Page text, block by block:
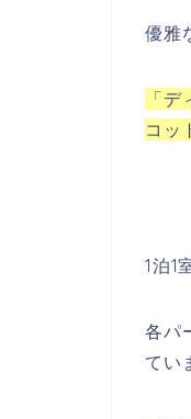
優雅
「
コッ
1泊1
各パ
てい